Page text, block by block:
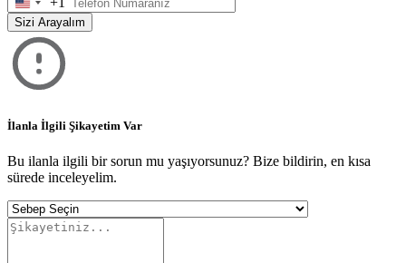
United
States
+1
Sizi Arayalım
İlanla İlgili Şikayetim Var
Bu ilanla ilgili bir sorun mu yaşıyorsunuz? Bize bildirin, en kısa
sürede inceleyelim.